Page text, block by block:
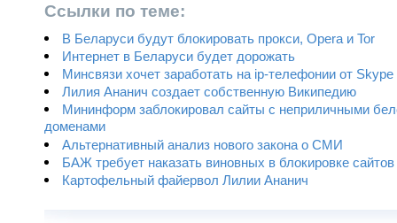
Ссылки по теме:
В Беларуси будут блокировать прокси, Opera и Tor
Интернет в Беларуси будет дорожать
Минсвязи хочет заработать на ip-телефонии от Skype
Лилия Ананич создает собственную Википедию
Мининформ заблокировал сайты с неприличными
доменами
Альтернативный анализ нового закона о СМИ
БАЖ требует наказать виновных в блокировке сайтов
Картофельный файервол Лилии Ананич